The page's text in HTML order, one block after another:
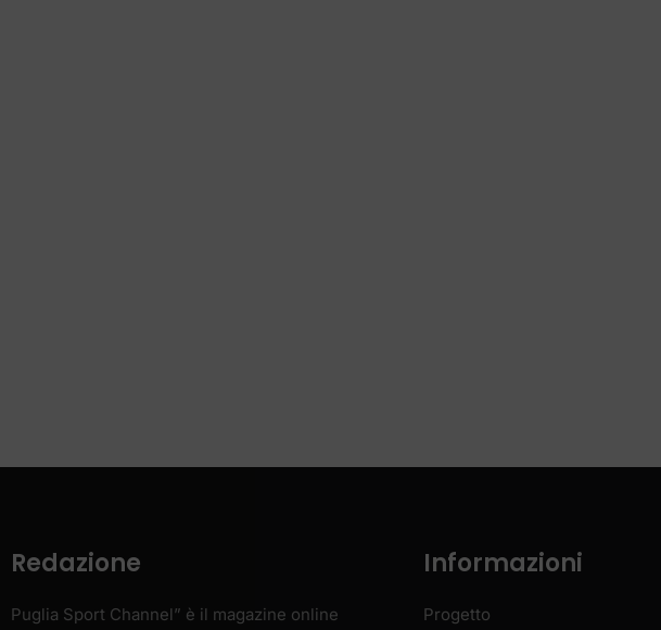
Redazione
Puglia Sport Channel” è il magazine online
Informazioni
Progetto